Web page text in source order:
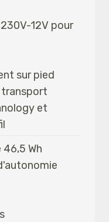
12V pour
sur pied
transport
et
Wh